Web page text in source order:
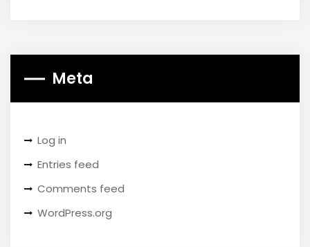
Meta
Log in
Entries feed
Comments feed
WordPress.org